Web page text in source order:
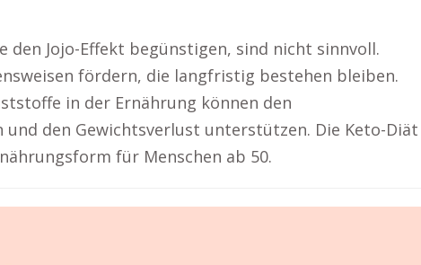
den Jojo-Effekt begünstigen, sind nicht sinnvoll.
fördern, die langfristig bestehen bleiben.
in der Ernährung können den
den Gewichtsverlust unterstützen. Die Keto-Diät
für Menschen ab 50.